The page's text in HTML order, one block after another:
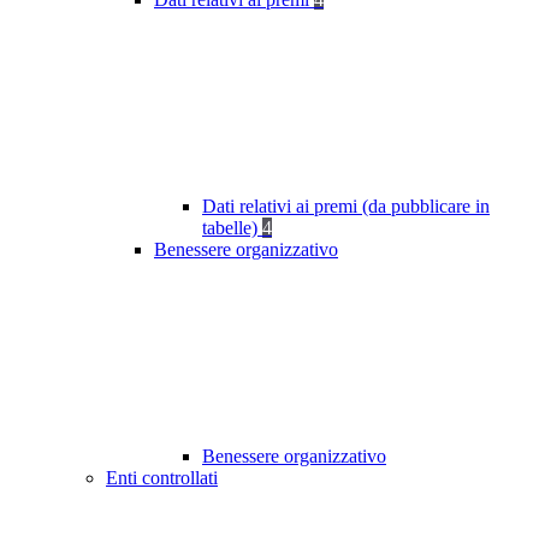
Dati relativi ai premi (da pubblicare in
tabelle) 4
Benessere organizzativo
Benessere organizzativo
Enti controllati